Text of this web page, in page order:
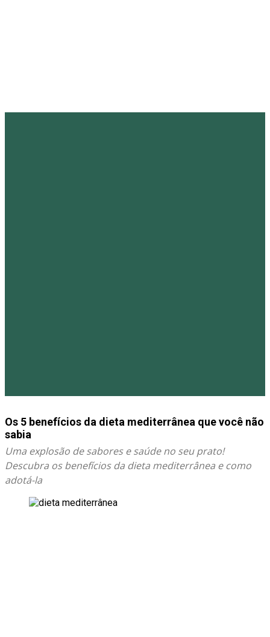
Os 5 benefícios da dieta mediterrânea que você não
sabia
Uma explosão de sabores e saúde no seu prato!
Descubra os benefícios da dieta mediterrânea e como
adotá-la